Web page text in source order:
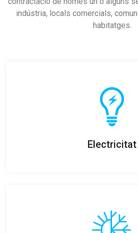
indústria, locals comercials,
habitatges.
Electricitat